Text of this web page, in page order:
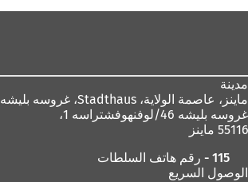
مدينة
ماينز، عاصمة الولاية،
غروسه بليشه 46/لوفنهوفشتراسه 1،
55116 ماينز
115 - رقم هاتف السلطات
الوصول السريع